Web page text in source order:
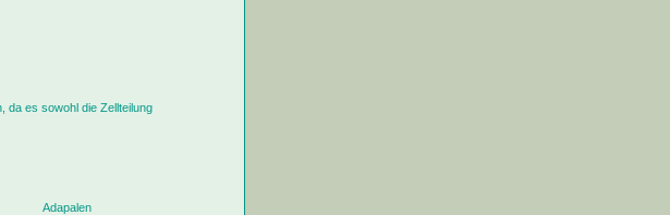
da es sowohl die Zellteilung
Adapalen